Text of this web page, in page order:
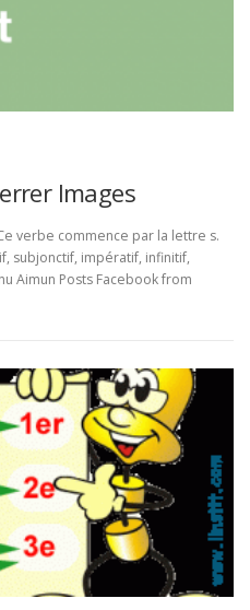
Images
verbe commence par la lettre s.
subjonctif, impératif, infinitif,
Aimun Posts Facebook from